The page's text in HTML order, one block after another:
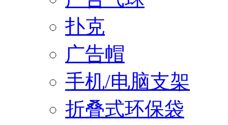
扑克
广告帽
手机/电脑支架
折叠式环保袋